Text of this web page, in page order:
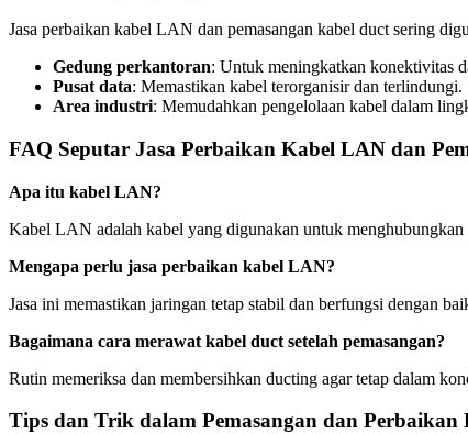
Jasa perbaikan kabel LAN dan pemasangan kabel duct sering
Gedung perkantoran: Untuk meningkatkan konektivitas
Pusat data: Memastikan kabel terorganisir dan terlindungi.
Area industri: Memudahkan pengelolaan kabel dalam
FAQ Seputar Jasa Perbaikan Kabel LAN dan
Apa itu kabel LAN?
Kabel LAN adalah kabel yang digunakan untuk
Mengapa perlu jasa perbaikan kabel LAN?
Jasa ini memastikan jaringan tetap stabil dan berfungsi dengan
Bagaimana cara merawat kabel duct setelah pemasangan?
Rutin memeriksa dan membersihkan ducting agar tetap dalam
Tips dan Trik dalam Pemasangan dan Perbaikan